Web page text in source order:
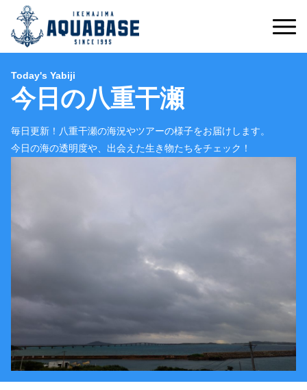
Today's Yabiji
今日の八重干瀬
毎日更新！八重干瀬の海況やツアーの様子をお届けします。
今日の海の透明度や、出会えた生き物たちをチェック！